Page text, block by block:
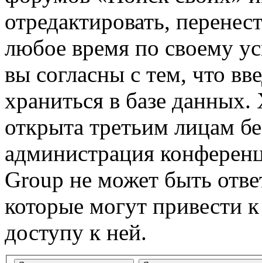
отредактировать,
любое время по своему
вы согласны с тем, что
храниться в базе
открыта третьим лицам
администрация
Group не может быть
которые могут привести
доступу к ней.